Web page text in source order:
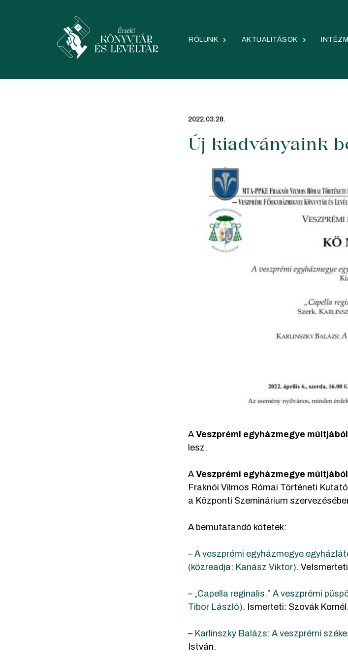
RÓLUNK AKTUALITÁSOK
2022.03.28.
Új kiadványaink
A Veszprémi egyházmegye múltjából
lesz.
A Veszprémi egyházmegye múltjából
Fraknói Vilmos Római Történeti
a Központi Szeminárium
A bemutatandó kötetek:
– A veszprémi egyházmegye
(közreadja: Kanász Viktor).
– „Capella reginalis.” A veszprémi
Tibor László). Ismerteti: Szovák Kornél.
– Karlinszky Balázs: A veszprémi
István.